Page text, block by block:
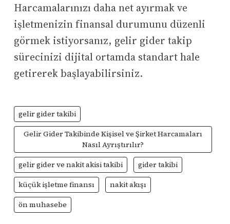
Harcamalarınızı daha net ayırmak ve
işletmenizin finansal durumunu düzenli
görmek istiyorsanız, gelir gider takip
sürecinizi dijital ortamda standart hale
getirerek başlayabilirsiniz.
gelir gider takibi
Gelir Gider Takibinde Kişisel ve Şirket Harcamaları
Nasıl Ayrıştırılır?
gelir gider ve nakit akisi takibi
gider takibi
küçük işletme finansı
nakit akışı
ön muhasebe